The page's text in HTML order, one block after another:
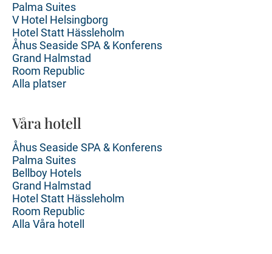
Palma Suites
V Hotel Helsingborg
Hotel Statt Hässleholm
Åhus Seaside SPA & Konferens
Grand Halmstad
Room Republic
Alla platser
Våra hotell
Åhus Seaside SPA & Konferens
Palma Suites
Bellboy Hotels
Grand Halmstad
Hotel Statt Hässleholm
Room Republic
Alla Våra hotell